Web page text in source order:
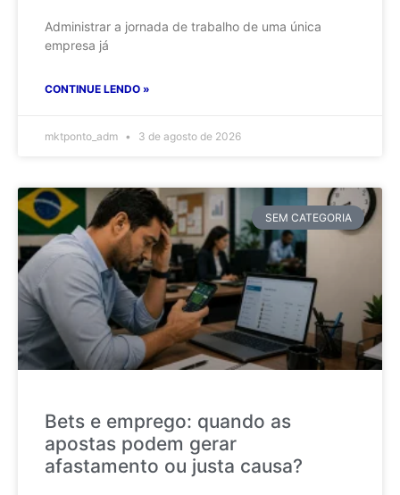
Administrar a jornada de trabalho de uma única
empresa já
CONTINUE LENDO »
mktponto_adm 3 de agosto de 2026
SEM CATEGORIA
Bets e emprego: quando as
apostas podem gerar
afastamento ou justa causa?